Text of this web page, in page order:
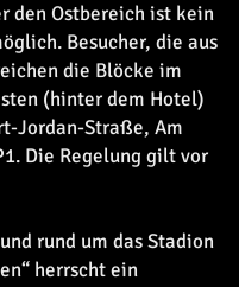
den Ostbereich ist kein
Besucher, die aus
die Blöcke im
(hinter dem Hotel)
Jordan-Straße, Am
Die Regelung gilt vor
rund um das Stadion
herrscht ein